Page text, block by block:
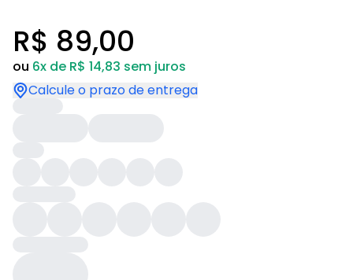
R$ 89,00
ou 6x de R$ 14,83 sem juros
Calcule o prazo de entrega